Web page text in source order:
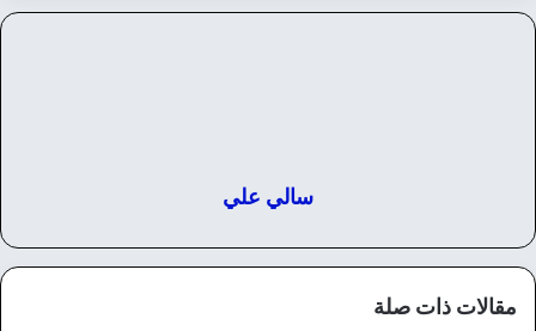
سالي علي
مقالات ذات صلة